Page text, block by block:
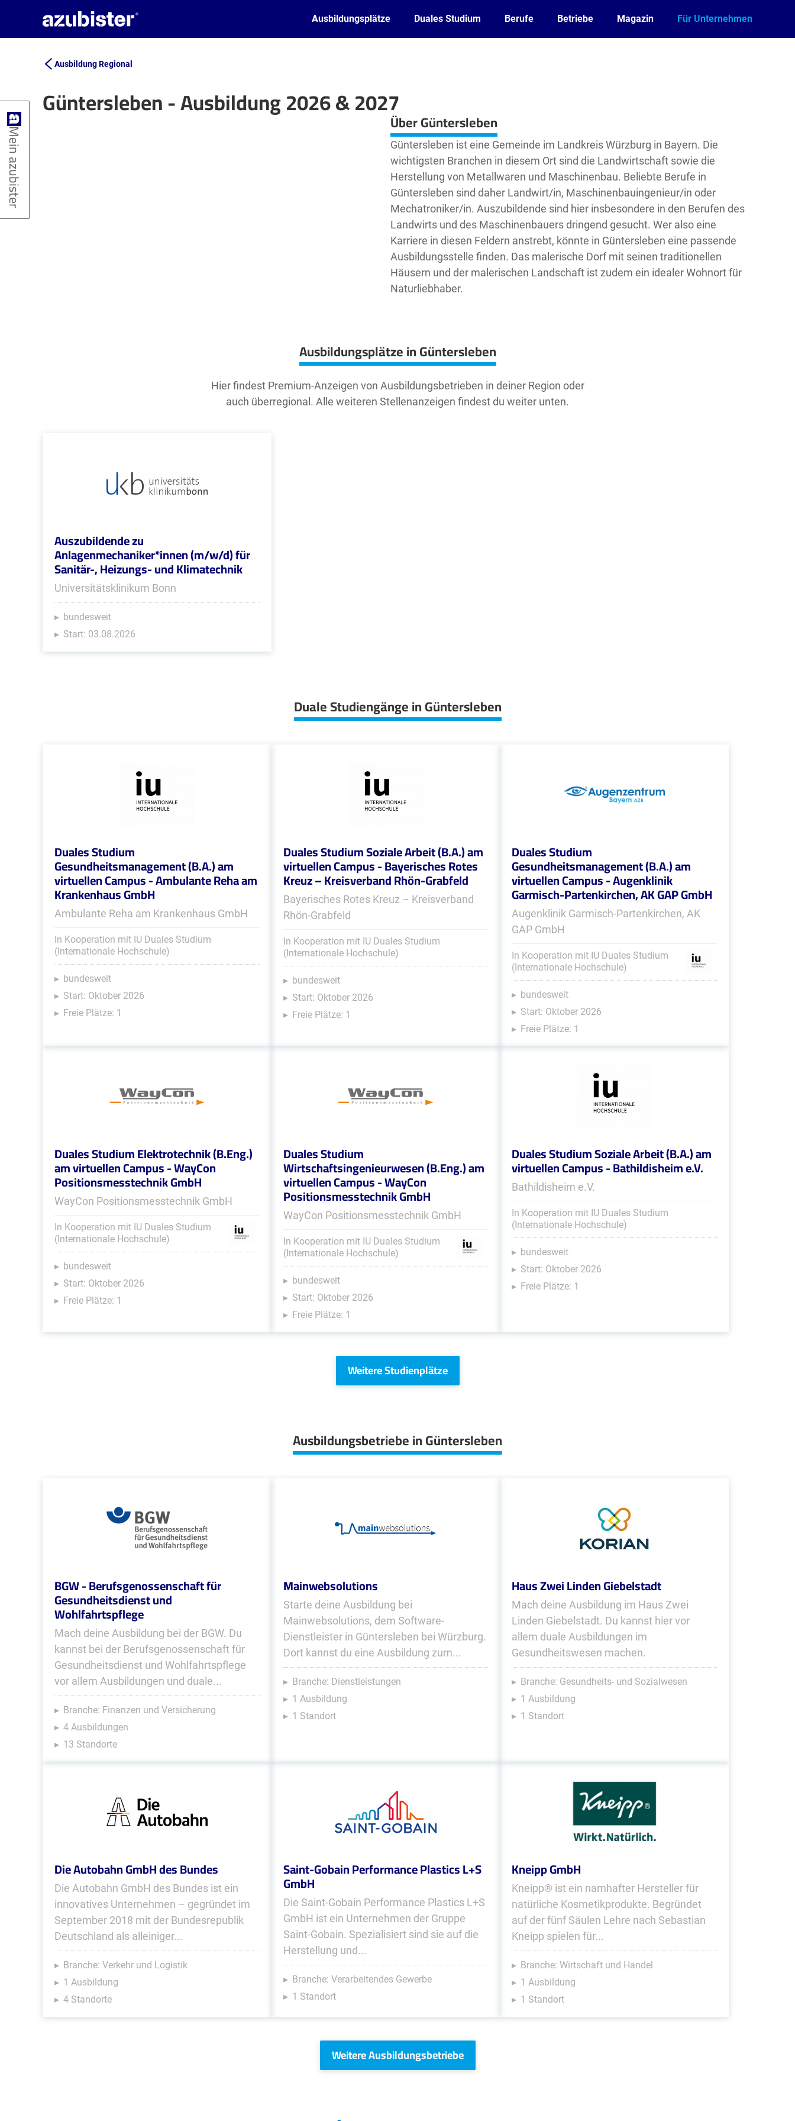
Ausbildungsplätze Duales Studium Berufe Betriebe Magazin Für Unternehmen
Ausbildung Regional
Güntersleben - Ausbildung 2026 & 2027
Leaflet| ©OpenStreetMap2 contributors Über Güntersleben
Güntersleben ist eine Gemeinde im Landkreis Würzburg in Bayern. Die
wichtigsten Branchen in diesem Ort sind die Landwirtschaft sowie die
Herstellung von Metallwaren und Maschinenbau. Beliebte Berufe in
Güntersleben sind daher Landwirt/in, Maschinenbauingenieur/in oder
Mechatroniker/in. Auszubildende sind hier insbesondere in den Berufen des
Landwirts und des Maschinenbauers dringend gesucht. Wer also eine
Karriere in diesen Feldern anstrebt, könnte in Güntersleben eine passende
Ausbildungsstelle finden. Das malerische Dorf mit seinen traditionellen
Häusern und der malerischen Landschaft ist zudem ein idealer Wohnort für
Naturliebhaber.
Ausbildungsplätze in Güntersleben
Hier findest Premium-Anzeigen von Ausbildungsbetrieben in deiner Region oder
auch überregional. Alle weiteren Stellenanzeigen findest du weiter unten.
Auszubildende zu
Anlagenmechaniker*innen (m/w/d) für
Sanitär-, Heizungs- und Klimatechnik
Universitätsklinikum Bonn
bundesweit
Start: 03.08.2026
Duale Studiengänge in Güntersleben
Duales Studium
Gesundheitsmanagement (B.A.) am
virtuellen Campus - Ambulante Reha am
Krankenhaus GmbH
Ambulante Reha am Krankenhaus GmbH
In Kooperation mit IU Duales Studium
(Internationale Hochschule)
bundesweit
Start: Oktober 2026
Freie Plätze: 1
Duales Studium Soziale Arbeit (B.A.) am
virtuellen Campus - Bayerisches Rotes
Kreuz – Kreisverband Rhön-Grabfeld
Bayerisches Rotes Kreuz – Kreisverband
Rhön-Grabfeld
In Kooperation mit IU Duales Studium
(Internationale Hochschule)
bundesweit
Start: Oktober 2026
Freie Plätze: 1
Duales Studium
Gesundheitsmanagement (B.A.) am
virtuellen Campus - Augenklinik
Garmisch-Partenkirchen, AK GAP GmbH
Augenklinik Garmisch-Partenkirchen, AK
GAP GmbH
In Kooperation mit IU Duales Studium
(Internationale Hochschule)
bundesweit
Start: Oktober 2026
Freie Plätze: 1
Duales Studium Elektrotechnik (B.Eng.)
am virtuellen Campus - WayCon
Positionsmesstechnik GmbH
WayCon Positionsmesstechnik GmbH
In Kooperation mit IU Duales Studium
(Internationale Hochschule)
bundesweit
Start: Oktober 2026
Freie Plätze: 1
Duales Studium
Wirtschaftsingenieurwesen (B.Eng.) am
virtuellen Campus - WayCon
Positionsmesstechnik GmbH
WayCon Positionsmesstechnik GmbH
In Kooperation mit IU Duales Studium
(Internationale Hochschule)
bundesweit
Start: Oktober 2026
Freie Plätze: 1
Duales Studium Soziale Arbeit (B.A.) am
virtuellen Campus - Bathildisheim e.V.
Bathildisheim e.V.
In Kooperation mit IU Duales Studium
(Internationale Hochschule)
bundesweit
Start: Oktober 2026
Freie Plätze: 1
Weitere Studienplätze
Ausbildungsbetriebe in Güntersleben
BGW - Berufsgenossenschaft für
Gesundheitsdienst und
Wohlfahrtspflege
Mach deine Ausbildung bei der BGW. Du
kannst bei der Berufsgenossenschaft für
Gesundheitsdienst und Wohlfahrtspflege
vor allem Ausbildungen und duale...
Branche: Finanzen und Versicherung
4 Ausbildungen
13 Standorte
Mainwebsolutions
Starte deine Ausbildung bei
Mainwebsolutions, dem Software-
Dienstleister in Güntersleben bei Würzburg.
Dort kannst du eine Ausbildung zum...
Branche: Dienstleistungen
1 Ausbildung
1 Standort
Haus Zwei Linden Giebelstadt
Mach deine Ausbildung im Haus Zwei
Linden Giebelstadt. Du kannst hier vor
allem duale Ausbildungen im
Gesundheitswesen machen.
Branche: Gesundheits- und Sozialwesen
1 Ausbildung
1 Standort
Die Autobahn GmbH des Bundes
Die Autobahn GmbH des Bundes ist ein
innovatives Unternehmen – gegründet im
September 2018 mit der Bundesrepublik
Deutschland als alleiniger...
Branche: Verkehr und Logistik
1 Ausbildung
4 Standorte
Saint-Gobain Performance Plastics L+S
GmbH
Die Saint-Gobain Performance Plastics L+S
GmbH ist ein Unternehmen der Gruppe
Saint-Gobain. Spezialisiert sind sie auf die
Herstellung und...
Branche: Verarbeitendes Gewerbe
1 Standort
Kneipp GmbH
Kneipp® ist ein namhafter Hersteller für
natürliche Kosmetikprodukte. Begründet
auf der fünf Säulen Lehre nach Sebastian
Kneipp spielen für...
Branche: Wirtschaft und Handel
1 Ausbildung
1 Standort
Weitere Ausbildungsbetriebe
Mein azubister